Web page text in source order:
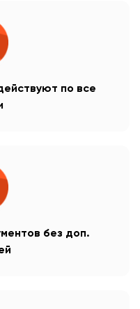
по все
без доп.